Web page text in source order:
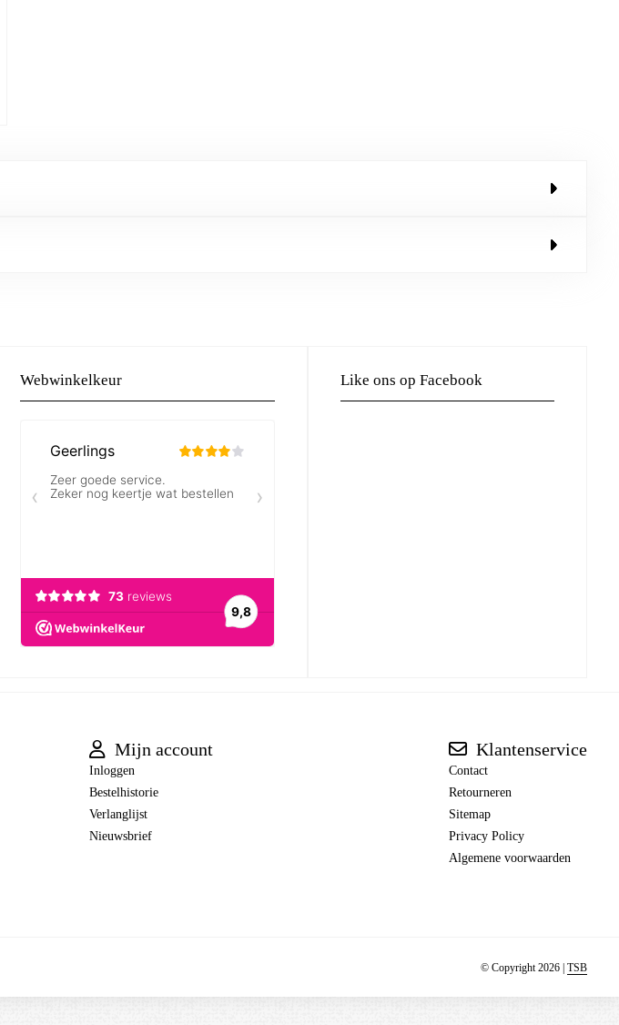
Webwinkelkeur Like ons op Facebook
Mijn account
Inloggen
Bestelhistorie
Verlanglijst
Nieuwsbrief
Klantenservice
Contact
Retourneren
Sitemap
Privacy Policy
Algemene voorwaarden
© Copyright 2026 | TSB